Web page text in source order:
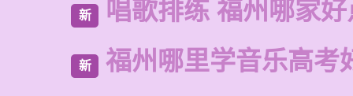
新 唱歌排练 福州哪家好
新 福州哪里学音乐高考